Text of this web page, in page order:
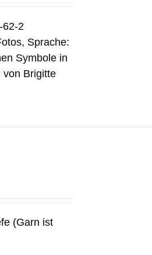
62-2
Sprache:
Symbole in
von Brigitte
(Garn ist